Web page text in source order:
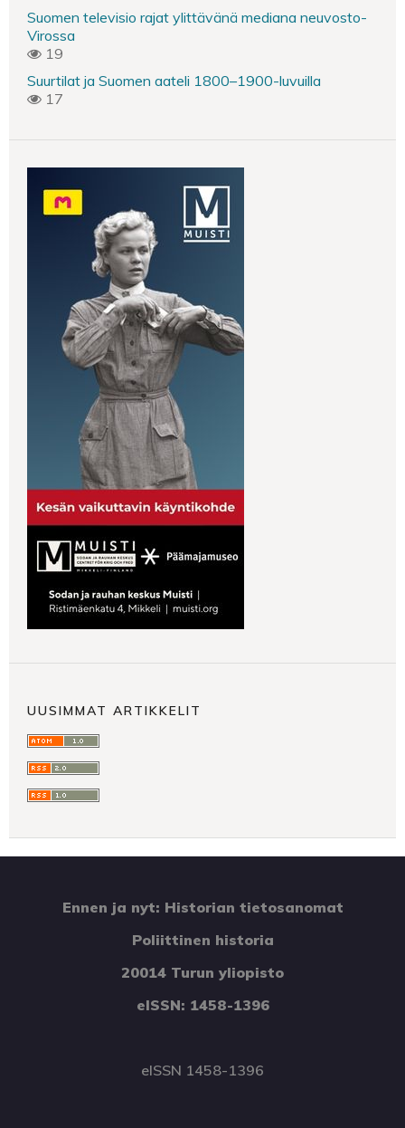
Suomen televisio rajat ylittävänä mediana neuvosto-
Virossa
19
Suurtilat ja Suomen aateli 1800–1900-luvuilla
17
UUSIMMAT ARTIKKELIT
Ennen ja nyt: Historian tietosanomat
Poliittinen historia
20014 Turun yliopisto
eISSN: 1458-1396
eISSN 1458-1396